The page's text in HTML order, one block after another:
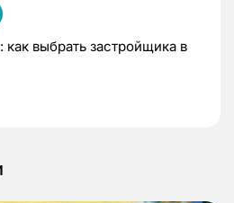
выбрать застройщика в